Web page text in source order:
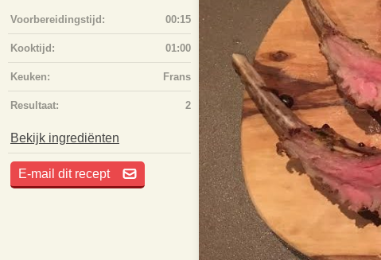
Voorbereidingstijd: 00:15
Kooktijd: 01:00
Keuken: Frans
Resultaat: 2
Bekijk ingrediënten
E-mail dit recept